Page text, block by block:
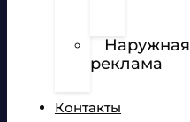
Наружная
реклама
Контакты